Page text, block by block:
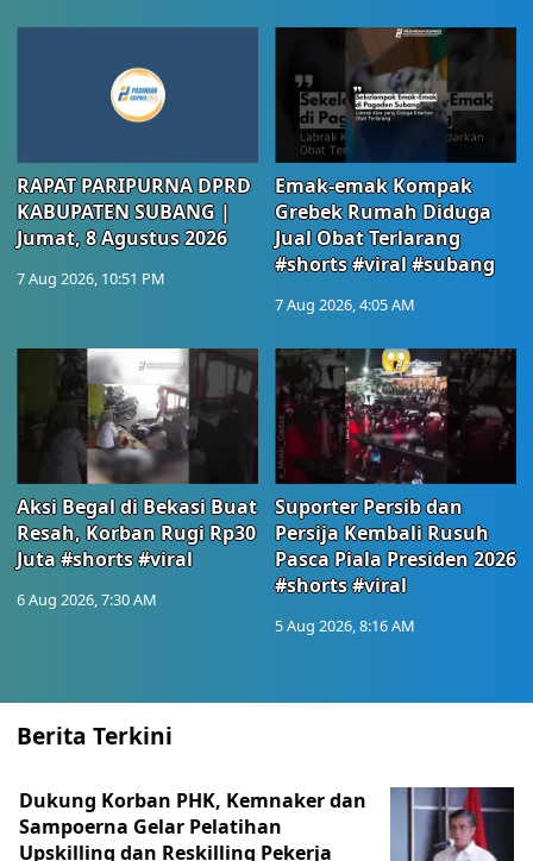
RAPAT PARIPURNA DPRD
KABUPATEN SUBANG |
Jumat, 8 Agustus 2026
7 Aug 2026, 10:51 PM
Emak-emak Kompak
Grebek Rumah Diduga
Jual Obat Terlarang
#shorts #viral #subang
7 Aug 2026, 4:05 AM
Aksi Begal di Bekasi Buat
Resah, Korban Rugi Rp30
Juta #shorts #viral
6 Aug 2026, 7:30 AM
Suporter Persib dan
Persija Kembali Rusuh
Pasca Piala Presiden 2026
#shorts #viral
5 Aug 2026, 8:16 AM
Berita Terkini
Dukung Korban PHK, Kemnaker dan
Sampoerna Gelar Pelatihan
Upskilling dan Reskilling Pekerja